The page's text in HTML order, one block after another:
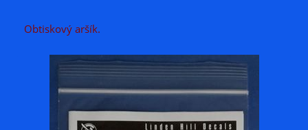
Obtiskový aršík.